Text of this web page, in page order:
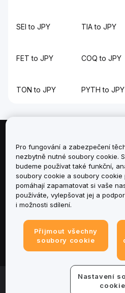
SEI to JPY TIA to JPY
FET to JPY COQ to JPY
TON to JPY PYTH to JPY
Informace
Služby
podpora
Právní informace
© 2025-2026 Bybit.eu. All rights
Pro fungování a zabezpečení
nezbytně nutné soubory cookie.
budeme používat také funkční,
soubory cookie a soubory cookie
pomáhají zapamatovat si vaše
používáte, vylepšovat jej a
i možnosti sdílení.
Přijmout všechny
soubory cookie
Nastavení
cookie